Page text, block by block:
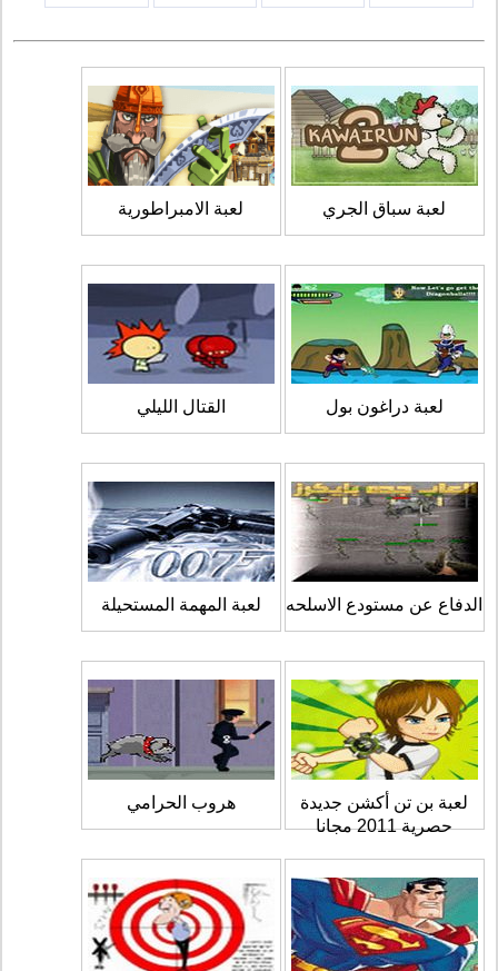
لعبة سباق الجري لعبة الامبراطورية
لعبة دراغون بول القتال الليلي
الدفاع عن مستودع الاسلحه لعبة المهمة المستحيلة
لعبة بن تن أكشن جديدة
حصرية 2011 مجانا
هروب الحرامي